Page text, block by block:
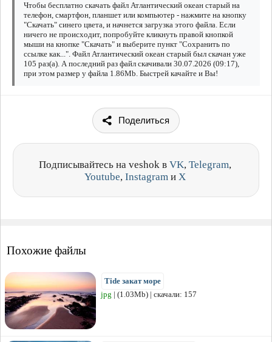
Чтобы бесплатно скачать файл Атлантический океан старый на
телефон, смартфон, планшет или компьютер - нажмите на кнопку
"Скачать" синего цвета, и начнется загрузка этого файла. Если
ничего не происходит, попробуйте кликнуть правой кнопкой
мыши на кнопке "Скачать" и выберите пункт "Сохранить по
ссылке как...". Файл Атлантический океан старый был скачан уже
105 раз(а). А последний раз файл скачивали 30.07.2026 (09:17),
при этом размер у файла 1.86Mb. Быстрей качайте и Вы!
Поделиться
Подписывайтесь на veshok в VK, Telegram,
Youtube, Instagram и X
Похожие файлы
Tide закат море
jpg | (1.03Mb) | скачали: 157